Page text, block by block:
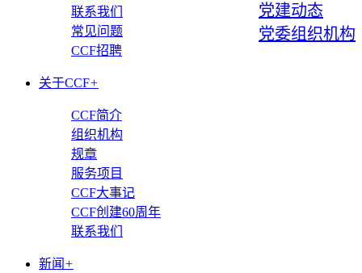
党建动态
党委组织机构
联系我们
常见问题
CCF招聘
关于CCF+
CCF简介
组织机构
规章
服务项目
CCF大事记
CCF创建60周年
联系我们
新闻 +